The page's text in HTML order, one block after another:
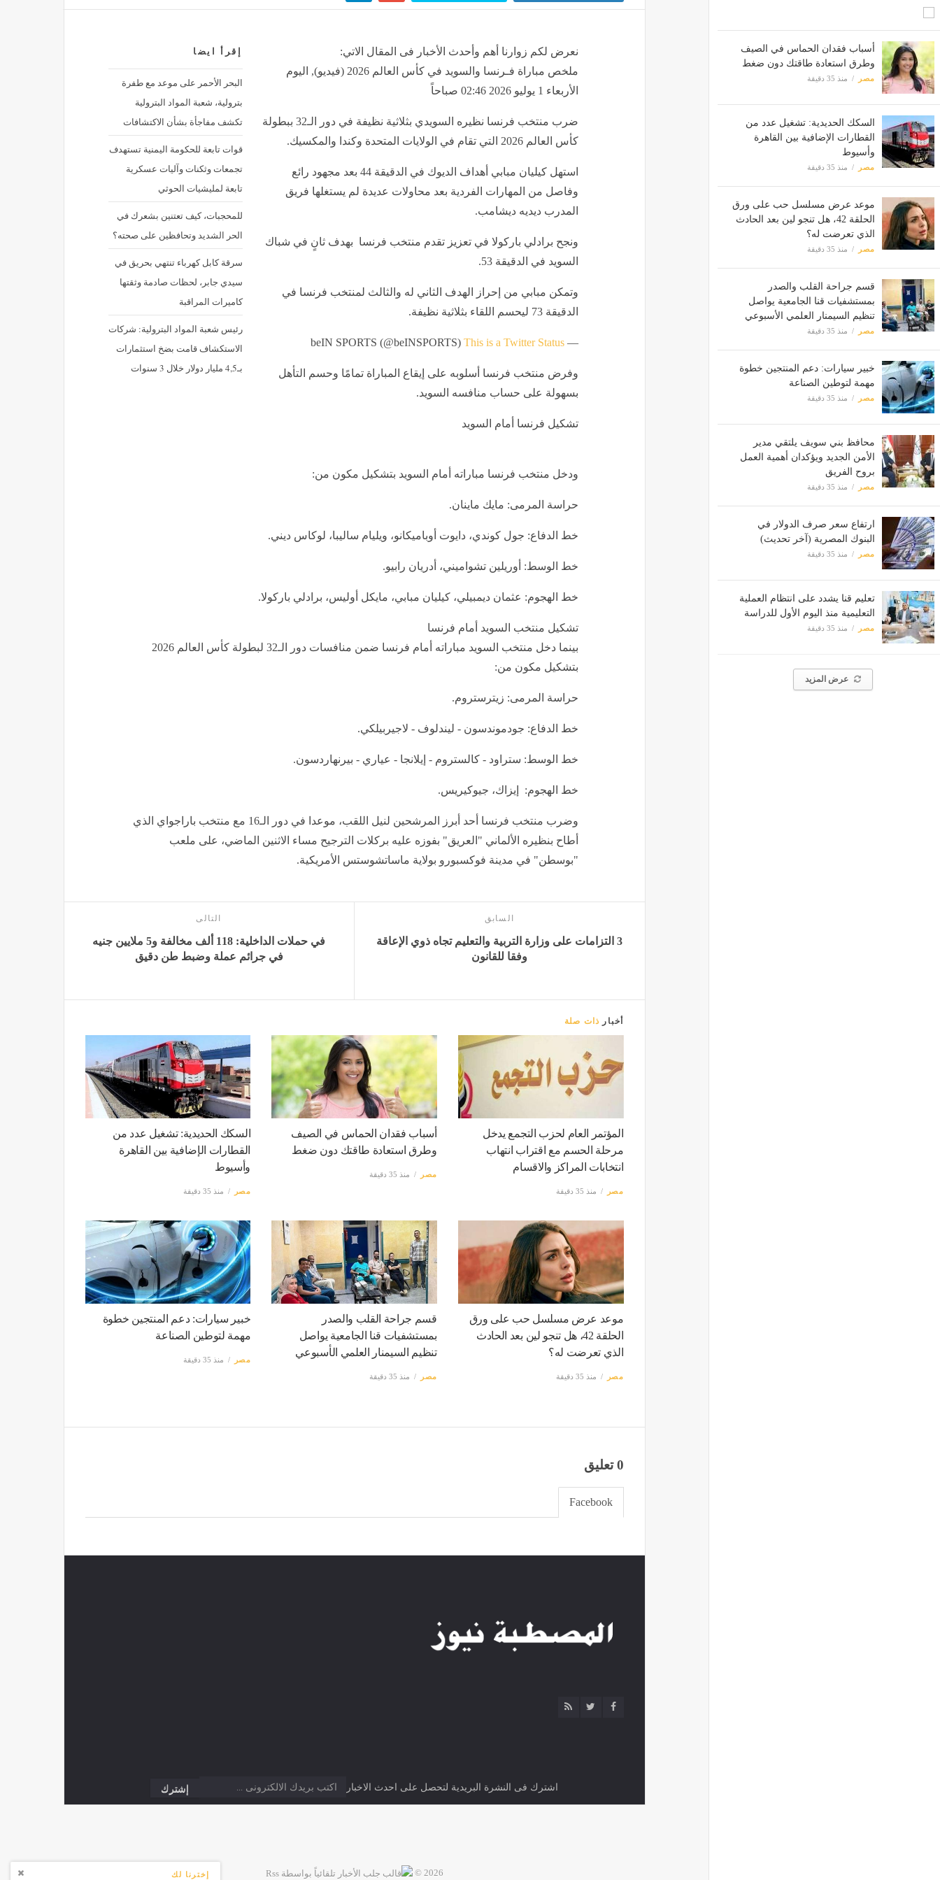
أسباب فقدان الحماس في الصيف
وطرق استعادة طاقتك دون ضغط
مصر منذ 35 دقيقة
السكك الحديدية: تشغيل عدد من
القطارات الإضافية بين القاهرة
وأسيوط
مصر منذ 35 دقيقة
موعد عرض مسلسل حب على ورق
الحلقة 42، هل تنجو لين بعد الحادث
الذي تعرضت له؟
مصر منذ 35 دقيقة
قسم جراحة القلب والصدر
بمستشفيات قنا الجامعية يواصل
تنظيم السيمنار العلمي الأسبوعي
مصر منذ 35 دقيقة
خبير سيارات: دعم المنتجين خطوة
مهمة لتوطين الصناعة
مصر منذ 35 دقيقة
محافظ بني سويف يلتقي مدير
الأمن الجديد ويؤكدان أهمية العمل
بروح الفريق
مصر منذ 35 دقيقة
ارتفاع سعر صرف الدولار في
البنوك المصرية (آخر تحديث)
مصر منذ 35 دقيقة
تعليم قنا يشدد على انتظام العملية
التعليمية منذ اليوم الأول للدراسة
مصر منذ 35 دقيقة
عرض المزيد
إقرأ ايضا
البحر الأحمر على موعد مع طفرة
بترولية، شعبة المواد البترولية
تكشف مفاجأة بشأن الاكتشافات
قوات تابعة للحكومة اليمنية تستهدف
تجمعات وثكنات وآليات عسكرية
تابعة لمليشيات الحوثي
للمحجبات، كيف تعتنين بشعرك في
الحر الشديد وتحافظين على صحته؟
سرقة كابل كهرباء تنتهي بحريق في
سيدي جابر، لحظات صادمة وثقتها
كاميرات المراقبة
رئيس شعبة المواد البترولية: شركات
الاستكشاف قامت بضخ استثمارات
بـ4,5 مليار دولار خلال 3 سنوات
نعرض لكم زوارنا أهم وأحدث الأخبار فى المقال الاتي:
ملخص مباراة فـرنسا والسويد في كأس العالم 2026 (فيديو), اليوم
الأربعاء 1 يوليو 2026 02:46 صباحاً
ضرب منتخب فرنسا نظيره السويدي بثلاثية نظيفة في دور الـ32 ببطولة
كأس العالم 2026 التي تقام في الولايات المتحدة وكندا والمكسيك.
استهل كيليان مبابي أهداف الديوك في الدقيقة 44 بعد مجهود رائع
وفاصل من المهارات الفردية بعد محاولات عديدة لم يستغلها فريق
المدرب ديديه ديشامب.
ونجح برادلي باركولا في تعزيز تقدم منتخب فرنسا بهدف ثانٍ في شباك
السويد في الدقيقة 53.
وتمكن مبابي من إحراز الهدف الثاني له والثالث لمنتخب فرنسا في
الدقيقة 73 ليحسم اللقاء بثلاثية نظيفة.
— beIN SPORTS (@beINSPORTS)
This is a Twitter Status
وفرض منتخب فرنسا أسلوبه على إيقاع المباراة تمامًا وحسم التأهل
بسهولة على حساب منافسه السويد.
تشكيل فرنسا أمام السويد
ودخل منتخب فرنسا مباراته أمام السويد بتشكيل مكون من:
حراسة المرمى: مايك ماينان.
خط الدفاع: جول كوندي، دايوت أوباميكانو، ويليام ساليبا، لوكاس ديني.
خط الوسط: أوريلين تشواميني، أدريان رابيو.
خط الهجوم: عثمان ديمبيلي، كيليان مبابي، مايكل أوليس، برادلي باركولا.
تشكيل منتخب السويد أمام فرنسا
بينما دخل منتخب السويد مباراته أمام فرنسا ضمن منافسات دور الـ32 لبطولة كأس العالم 2026
بتشكيل مكون من:
حراسة المرمى: زيترستروم.
خط الدفاع: جودموندسون - ليندلوف - لاجيربيلكي.
خط الوسط: ستراود - كالستروم - إيلانجا - عياري - بيرنهاردسون.
خط الهجوم: إيزاك، جيوكيريس.
وضرب منتخب فرنسا أحد أبرز المرشحين لنيل اللقب، موعدا في دور الـ16 مع منتخب باراجواي الذي
أطاح بنظيره الألماني "العريق" بفوزه عليه بركلات الترجيح مساء الاثنين الماضي، على ملعب
"بوسطن" في مدينة فوكسبورو بولاية ماساتشوستس الأمريكية.
إخترنا لك
السابق
3 التزامات على وزارة التربية والتعليم تجاه ذوي الإعاقة
وفقا للقانون
التالى
في حملات الداخلية: 118 ألف مخالفة و5 ملايين جنيه
في جرائم عملة وضبط طن دقيق
أخبار ذات صلة
المؤتمر العام لحزب التجمع يدخل
مرحلة الحسم مع اقتراب انتهاب
انتخابات المراكز والاقسام
مصر منذ 35 دقيقة
أسباب فقدان الحماس في الصيف
وطرق استعادة طاقتك دون ضغط
مصر منذ 35 دقيقة
السكك الحديدية: تشغيل عدد من
القطارات الإضافية بين القاهرة
وأسيوط
مصر منذ 35 دقيقة
موعد عرض مسلسل حب على ورق
الحلقة 42، هل تنجو لين بعد الحادث
الذي تعرضت له؟
مصر منذ 35 دقيقة
قسم جراحة القلب والصدر
بمستشفيات قنا الجامعية يواصل
تنظيم السيمنار العلمي الأسبوعي
مصر منذ 35 دقيقة
خبير سيارات: دعم المنتجين خطوة
مهمة لتوطين الصناعة
مصر منذ 35 دقيقة
0 تعليق
Facebook
اشترك فى النشرة البريدية لتحصل على احدث الاخبار
2026 ©